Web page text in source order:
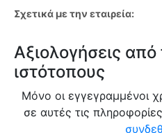
Σχετικά με την εταιρεία:
Αξιολογήσεις
ιστότοπους
Μόνο οι εγγεγραμμένοι
σε αυτές τις